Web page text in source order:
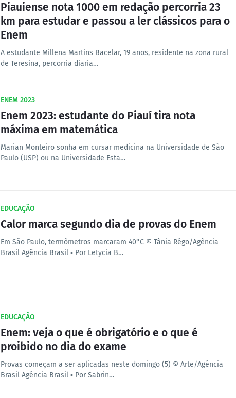
Piauiense nota 1000 em redação percorria 23
km para estudar e passou a ler clássicos para o
Enem
A estudante Millena Martins Bacelar, 19 anos, residente na zona rural
de Teresina, percorria diaria…
ENEM 2023
Enem 2023: estudante do Piauí tira nota
máxima em matemática
Marian Monteiro sonha em cursar medicina na Universidade de São
Paulo (USP) ou na Universidade Esta…
EDUCAÇÃO
Calor marca segundo dia de provas do Enem
Em São Paulo, termômetros marcaram 40°C © Tânia Rêgo/Agência
Brasil Agência Brasil ▪︎ Por Letycia B…
EDUCAÇÃO
Enem: veja o que é obrigatório e o que é
proibido no dia do exame
Provas começam a ser aplicadas neste domingo (5) © Arte/Agência
Brasil Agência Brasil ▪︎ Por Sabrin…